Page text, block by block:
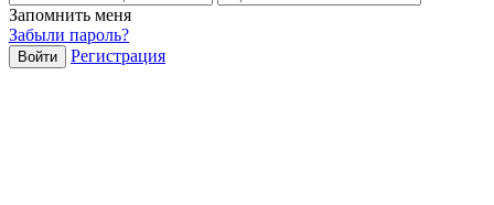
Запомнить меня
Забыли пароль?
Войти Регистрация